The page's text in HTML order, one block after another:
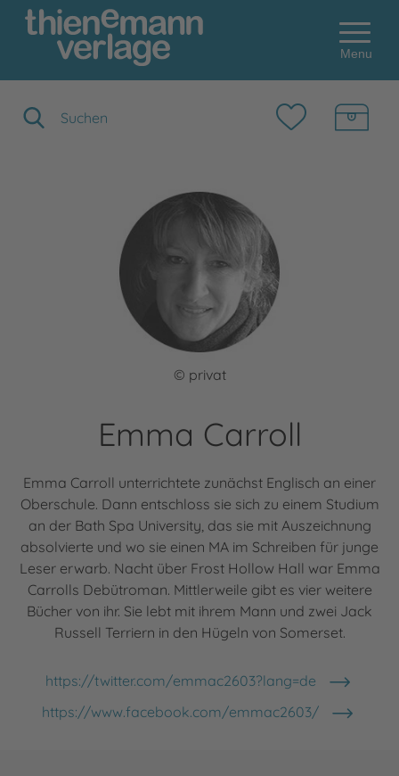
Menu
© privat
Emma Carroll
Emma Carroll unterrichtete zunächst Englisch an einer
Oberschule. Dann entschloss sie sich zu einem Studium
an der Bath Spa University, das sie mit Auszeichnung
absolvierte und wo sie einen MA im Schreiben für junge
Leser erwarb. Nacht über Frost Hollow Hall war Emma
Carrolls Debütroman. Mittlerweile gibt es vier weitere
Bücher von ihr. Sie lebt mit ihrem Mann und zwei Jack
Russell Terriern in den Hügeln von Somerset.
https://twitter.com/emmac2603?lang=de
https://www.facebook.com/emmac2603/